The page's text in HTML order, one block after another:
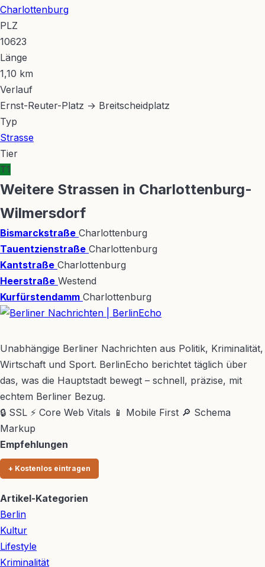
Charlottenburg
PLZ
10623
Länge
1,10 km
Verlauf
Ernst-Reuter-Platz → Breitscheidplatz
Typ
Strasse
Tier
T1
Weitere Strassen in Charlottenburg-
Wilmersdorf
Bismarckstraße Charlottenburg
Tauentzienstraße Charlottenburg
Kantstraße Charlottenburg
Heerstraße Westend
Kurfürstendamm Charlottenburg
Unabhängige Berliner Nachrichten aus Politik, Kriminalität,
Wirtschaft und Sport. BerlinEcho berichtet täglich über
das, was die Hauptstadt bewegt – schnell, präzise, mit
echtem Berliner Bezug.
🔒 SSL ⚡ Core Web Vitals 📱 Mobile First 🔎 Schema
Markup
Empfehlungen
+ Kostenlos eintragen
Artikel-Kategorien
Berlin
Kultur
Lifestyle
Kriminalität